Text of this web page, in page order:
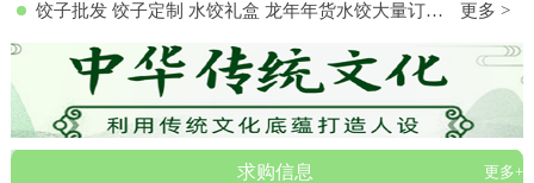
饺子批发 饺子定制 水饺礼盒 龙年年货水饺大量订购 各种馅料饺子 饺子批发 饺子定制 水饺礼盒 龙年年货水饺大量订购 各种馅料饺子 更多 >
求购信息 更多+